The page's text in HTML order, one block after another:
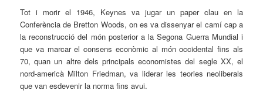
Tot i morir el 1946, Keynes va jugar un paper clau en la
Conferència de Bretton Woods, on es va dissenyar el camí cap a
la reconstrucció del món posterior a la Segona Guerra Mundial i
que va marcar el consens econòmic al món occidental fins als
70, quan un altre dels principals economistes del segle XX, el
nord-americà Milton Friedman, va liderar les teories neoliberals
que van esdevenir la norma fins avui.